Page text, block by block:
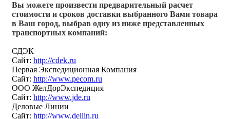
Вы можете произвести предварительный расчет
стоимости и сроков доставки выбранного Вами товара
в Ваш город, выбрав одну из ниже представленных
транспортных компаний:
СДЭК
Сайт: http://cdek.ru
Первая Экспедиционная Компания
Сайт: http://www.pecom.ru
ООО ЖелДорЭкспедиция
Сайт: http://www.jde.ru
Деловые Линии
Сайт: http://www.dellin.ru